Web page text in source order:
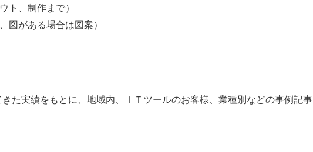
ト、制作まで）
図がある場合は図案）
た実績をもとに、地域内、ＩＴツールのお客様、業種別などの事例記事